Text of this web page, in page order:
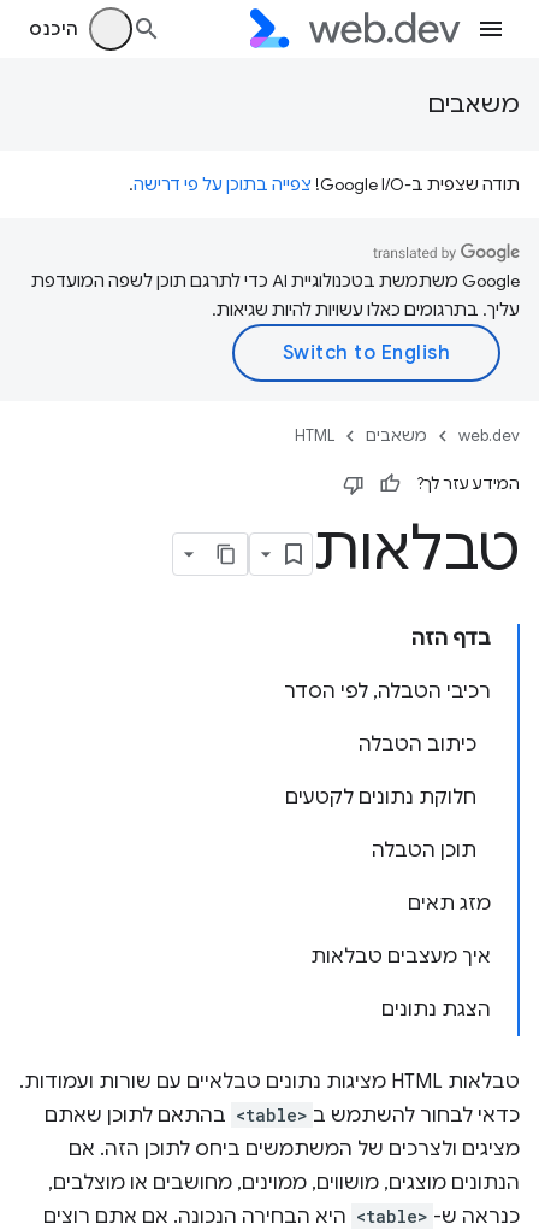
היכנס
משאבים
תודה שצפית ב-Google I/O! צפייה בתוכן על פי דרישה.
‫Google משתמשת בטכנולוגיית AI כדי לתרגם תוכן לשפה המועדפת
עליך. בתרגומים כאלו עשויות להיות שגיאות.
web.dev משאבים HTML
המידע עזר לך?
טבלאות
בדף הזה
רכיבי הטבלה, לפי הסדר
כיתוב הטבלה
חלוקת נתונים לקטעים
תוכן הטבלה
מזג תאים
איך מעצבים טבלאות
הצגת נתונים
טבלאות HTML מציגות נתונים טבלאיים עם שורות ועמודות.
כדאי לבחור להשתמש ב <table> בהתאם לתוכן שאתם
מציגים ולצרכים של המשתמשים ביחס לתוכן הזה. אם
הנתונים מוצגים, מושווים, ממוינים, מחושבים או מוצלבים,
כנראה ש- <table> היא הבחירה הנכונה. אם אתם רוצים